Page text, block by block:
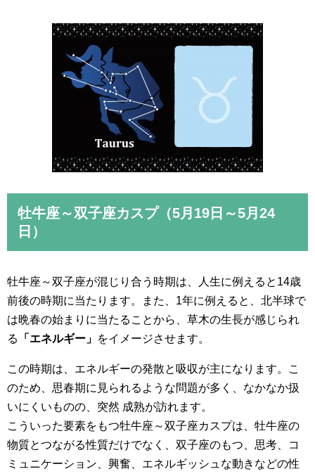
牡牛座～双子座カスプ（5月19日～5月24
日）
牡牛座～双子座が混じり合う時期は、人生に例えると14歳
前後の時期に当たります。また、1年に例えると、北半球で
は晩春の始まりに当たることから、草木の生長が感じられ
る
「エネルギー」 をイメージさせます。
この時期は、エネルギーの発散と吸収が主になります。こ
のため、思春期に見られるような問題が多く、なかなか扱
いにくいものの、突然 成熟が訪れます。
こういった要素をもつ牡牛座～双子座カスプは、牡牛座の
物質とつながる性質だけでなく、双子座のもつ、思考、コ
ミュニケーション、興奮、エネルギッシュな動きなどの性